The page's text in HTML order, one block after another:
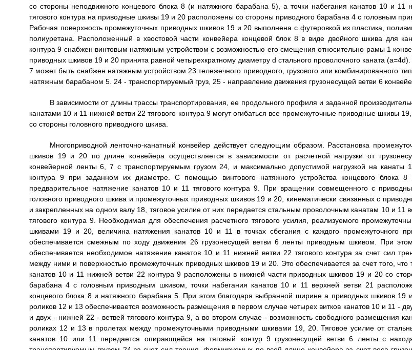
со стороны неподвижного концевого блока 8 (и натяжного барабана 5), а точки набегания канатов 10 и 11
тягового контура на приводные шкивы 19 и 20 расположены со стороны приводного барабана 4 с головным
Рабочая поверхность промежуточных приводных шкивов 19 и 20 выполнена с футеровкой из пластика,
полиуретана. Расположенный в хвостовой части конвейера концевой блок 8 в виде двойного шкива для
контура 9 снабжен винтовым натяжным устройством с возможностью его смещения относительно рамы 1
приводных шкивов 19 и 20 принята равной четырехкратному диаметру d стального проволочного каната (а=4d).
7 может быть снабжен натяжным устройством 23 тележечного приводного, грузового или комбинированного
натяжным барабаном 5. 24 - транспортируемый груз, 25 - направление движения грузонесущей ветви 6
В зависимости от длины трассы транспортирования, ее продольного профиля и заданной
канатами 10 и 11 нижней ветви 22 тягового контура 9 могут огибаться все промежуточные приводные шкивы
со стороны головного приводного шкива.
Многоприводной ленточно-канатный конвейер действует следующим образом. Расстановка
шкивов 19 и 20 по длине конвейера осуществляется в зависимости от расчетной нагрузки от
конвейерной ленты 6, 7 с транспортируемым грузом 24, и максимально допустимой нагрузкой на канаты
контура 9 при заданном их диаметре. С помощью винтового натяжного устройства концевого блока 8
предварительное натяжение канатов 10 и 11 тягового контура 9. При вращении совмещенного с
головного приводного шкива и промежуточных приводных шкивов 19 и 20, кинематически связанных с
и закрепленных на одном валу 18, тяговое усилие от них передается стальным проволочным канатам 10 и 11
тягового контура 9. Необходимая для обеспечения расчетного тягового усилия, реализуемого
шкивами 19 и 20, величина натяжения канатов 10 и 11 в точках сбегания с каждого промежуточного
обеспечивается смежным по ходу движения 26 грузонесущей ветви 6 ленты приводным шкивом. При
обеспечивается необходимое натяжение канатов 10 и 11 нижней ветви 22 тягового контура за счет сил
между ними и поверхностью промежуточных приводных шкивов 19 и 20. Это обеспечивается за счет того, что
канатов 10 и 11 нижней ветви 22 контура 9 расположены в нижней части приводных шкивов 19 и 20 со
барабана 4 с головным приводным шкивом, точки набегания канатов 10 и 11 верхней ветви 21
концевого блока 8 и натяжного барабана 5. При этом благодаря выбранной ширине а приводных шкивов
роликов 12 и 13 обеспечивается возможность размещения в первом случае четырех витков канатов 10 и 11 -
и двух - нижней 22 - ветвей тягового контура 9, а во втором случае - возможность свободного размещения
роликах 12 и 13 в пролетах между промежуточными приводными шкивами 19, 20. Тяговое усилие от
канатов 10 или 11 передается опирающейся на тяговый контур 9 грузонесущей ветви 6 ленты с